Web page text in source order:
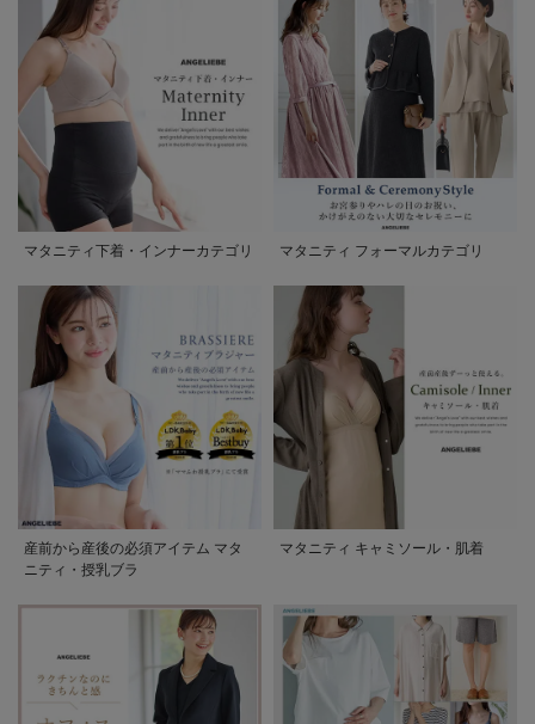
マタニティ下着・インナーカテゴリ マタニティ フォーマルカテゴリ
産前から産後の必須アイテム マタ
ニティ・授乳ブラ
マタニティ キャミソール・肌着